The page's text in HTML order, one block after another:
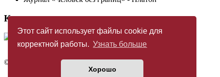
Этот сайт использует файлы cookie для
корректной работы. Узнать больше
Хорошо
Купить журнал
© Издательство «Новый Акрополь»2005 — 2026
Политика конфиденциальности